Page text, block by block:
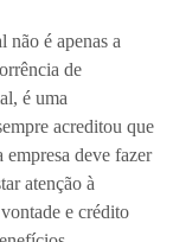
não é apenas a
de
é uma
acreditou que
deve fazer
atenção à
e crédito